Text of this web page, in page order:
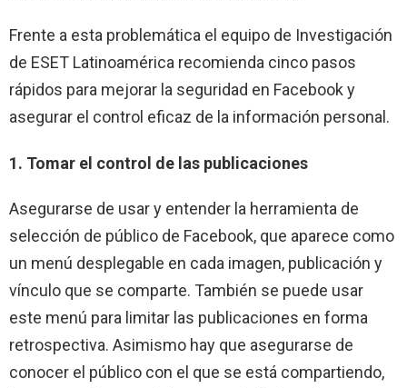
Frente a esta problemática el equipo de Investigación
de ESET Latinoamérica recomienda cinco pasos
rápidos para mejorar la seguridad en Facebook y
asegurar el control eficaz de la información personal.
1. Tomar el control de las publicaciones
Asegurarse de usar y entender la herramienta de
selección de público de Facebook, que aparece como
un menú desplegable en cada imagen, publicación y
vínculo que se comparte. También se puede usar
este menú para limitar las publicaciones en forma
retrospectiva. Asimismo hay que asegurarse de
conocer el público con el que se está compartiendo,